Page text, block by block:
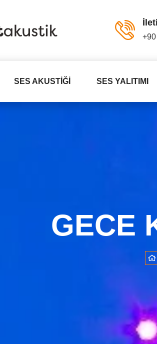
SES AKUSTIĞI SES YALITIMI
GECE